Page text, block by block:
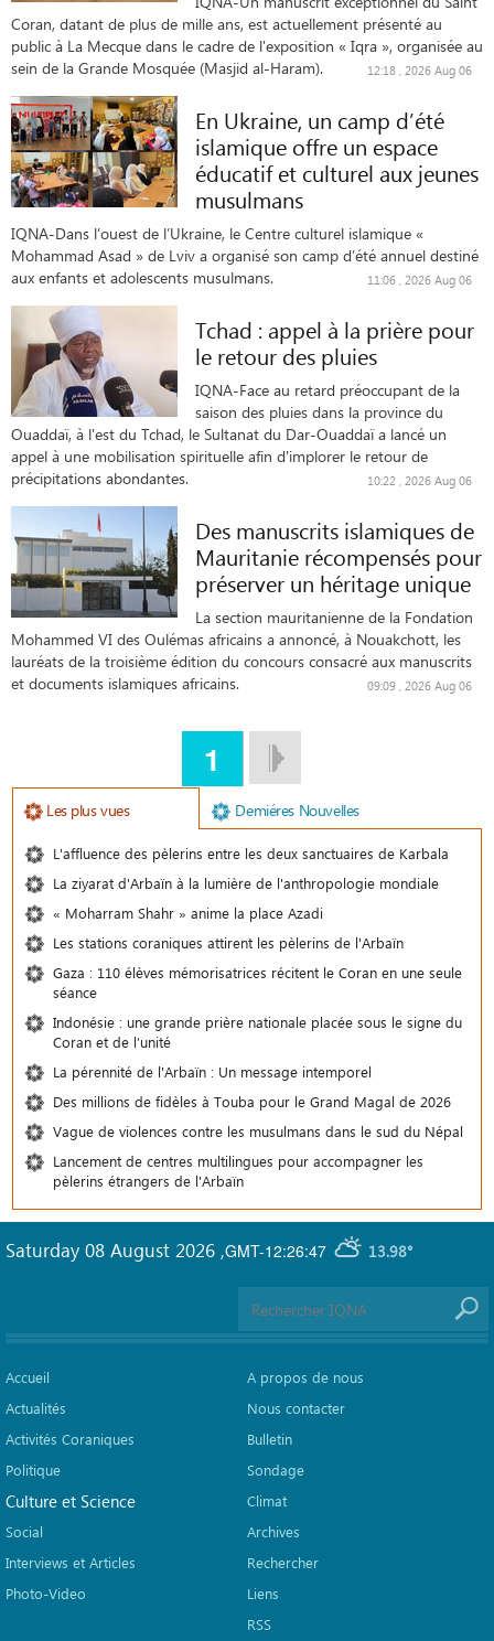
Coran, datant de plus de mille ans, est actuellement présenté au
public à La Mecque dans le cadre de l'exposition « Iqra », organisée au
sein de la Grande Mosquée (Masjid al-Haram).
12:18 , 2026 Aug 06
En Ukraine, un camp d’été
islamique offre un espace
éducatif et culturel aux jeunes
musulmans
IQNA-Dans l’ouest de l’Ukraine, le Centre culturel islamique «
Mohammad Asad » de Lviv a organisé son camp d’été annuel destiné
aux enfants et adolescents musulmans.
11:06 , 2026 Aug 06
Tchad : appel à la prière pour
le retour des pluies
IQNA-Face au retard préoccupant de la
saison des pluies dans la province du
Ouaddaï, à l'est du Tchad, le Sultanat du Dar-Ouaddaï a lancé un
appel à une mobilisation spirituelle afin d'implorer le retour de
précipitations abondantes.
10:22 , 2026 Aug 06
Des manuscrits islamiques de
Mauritanie récompensés pour
préserver un héritage unique
La section mauritanienne de la Fondation
Mohammed VI des Oulémas africains a annoncé, à Nouakchott, les
lauréats de la troisième édition du concours consacré aux manuscrits
et documents islamiques africains.
09:09 , 2026 Aug 06
1
Les plus vues Demiéres Nouvelles
L'affluence des pèlerins entre les deux sanctuaires de Karbala
La ziyarat d'Arbaïn à la lumière de l'anthropologie mondiale
« Moharram Shahr » anime la place Azadi
Les stations coraniques attirent les pèlerins de l'Arbaïn
Gaza : 110 élèves mémorisatrices récitent le Coran en une seule
séance
Indonésie : une grande prière nationale placée sous le signe du
Coran et de l’unité
La pérennité de l'Arbaïn : Un message intemporel
Des millions de fidèles à Touba pour le Grand Magal de 2026
Vague de violences contre les musulmans dans le sud du Népal
Lancement de centres multilingues pour accompagner les
pèlerins étrangers de l'Arbaïn
GMT-12:26:47 13.98°
Saturday 08 August 2026 ,
Accueil
Actualités
Activités Coraniques
Politique
Culture et Science
Social
Interviews et Articles
Photo-Video
A propos de nous
Nous contacter
Bulletin
Sondage
Climat
Archives
Rechercher
Liens
RSS